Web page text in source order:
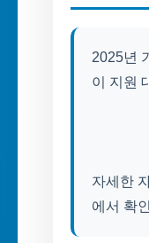
2025년
자세한
에서 확